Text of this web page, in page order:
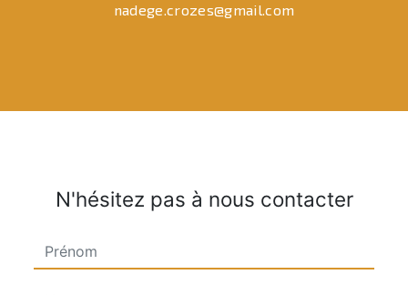
nadege.crozes@gmail.com
N'hésitez pas à nous contacter